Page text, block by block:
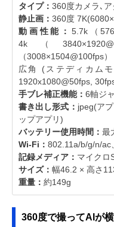
タイプ： 360度カメラ､
静止画： 360度
動画性能： 5.7k（
4k（
（3008×1504@100fps）
広角 (ステディカムモ
1920x1080@50fps,
手ブレ補正機能： 6軸ジ
書き出し形式： jpeg(ア
ップアプリ)
バッテリー使用時間： 最
Wi-Fi： 802.11a/b/g/n/ac
記録メディア： マイクロ
サイズ： 幅46.2 × 高さ
重量： 約149g
360度で撮ってAIが